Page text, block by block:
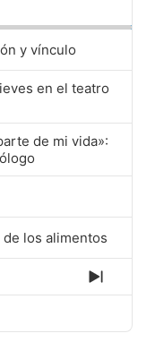
y vínculo
en el teatro
de mi vida»:
los alimentos
Next